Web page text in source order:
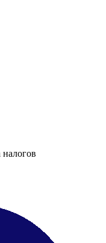
налогов